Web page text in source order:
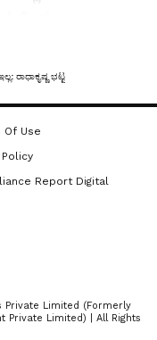
ಇದು
ಅಧ್ಯಕ್ಷತೆ
ಪ್ರಾಥಮಿಕ
ರಾಧಾಕೃಷ್ಣ ಭಟ್ಟ
Of Use
Policy
Report Digital
Private Limited (Formerly
Private Limited) | All Rights